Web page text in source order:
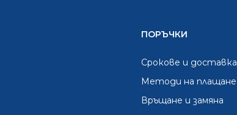
ПОРЪЧКИ
Срокове и доставка
Методи на плащане
Връщане и замяна